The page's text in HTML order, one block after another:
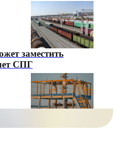
заместить
СПГ